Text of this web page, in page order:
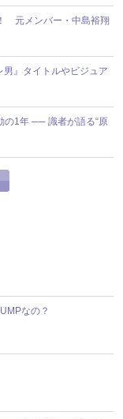
元メンバー・中島裕翔
』タイトルやビジュア
の1年 ── 識者が語る“原
なの？